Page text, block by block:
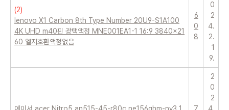
(2)
lenovo X1 Carbon 8th Type Number 20U9-S1A100
4K UHD m40핀 광택액정 MNE001EA1-1 16:9 3840x21
60 엘지호환액정없음
6
0
8
0
2
4.
2.
1
9.
2
0
2